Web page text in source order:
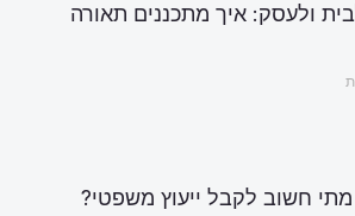
ולעסק: איך מתכננים תאורה
מתי חשוב לקבל ייעוץ משפטי?